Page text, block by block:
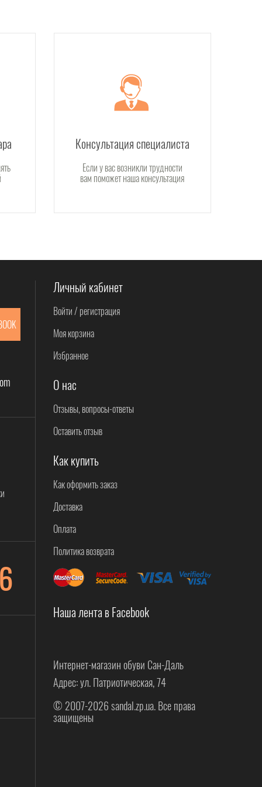
Консультация специалиста
Если у вас возникли трудности
вам поможет наша консультация
Личный кабинет
Войти / регистрация
Моя корзина
Избранное
О нас
Отзывы, вопросы-ответы
Оставить отзыв
Как купить
Как оформить заказ
Доставка
Оплата
Политика возврата
Наша лента в Facebook
Интернет-магазин обуви Сан-Даль
Адрес: ул. Патриотическая, 74
© 2007-2026 sandal.zp.ua. Все права
защищены